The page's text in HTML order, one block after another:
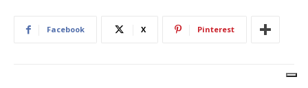
Facebook X Pinterest